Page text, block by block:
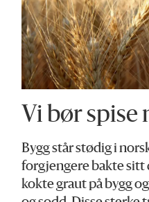
Vi bør spise
Bygg står stødig i
forgjengere bakte sitt
kokte graut på bygg